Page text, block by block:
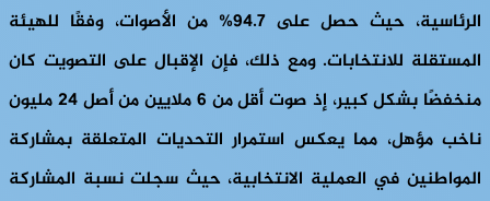
الرئاسية، حيث حصل على 94.7% من الأصوات، وفقًا للهيئة
المستقلة للانتخابات. ومع ذلك، فإن الإقبال على التصويت كان
منخفضًا بشكل كبير، إذ صوت أقل من 6 ملايين من أصل 24 مليون
ناخب مؤهل، مما يعكس استمرار التحديات المتعلقة بمشاركة
المواطنين في العملية الانتخابية، حيث سجلت نسبة المشاركة